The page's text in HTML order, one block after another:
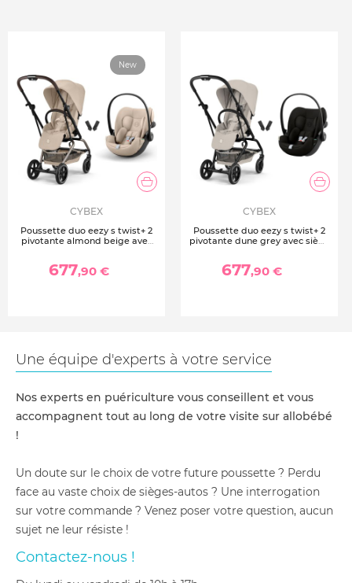
Poids maximal enfant : 13 kg
Poids siège auto : 3,9 kg
Norme : R129/03 i-Size
Installation : Avec ceinture de sécurité ou Base G vendue
séparément
Entretien : Housses lavables en machine à 30°C
Accessoires inclus : Adaptateurs Cybex pour Travel
New
CYBEX
Poussette duo eezy s twist+ 2
pivotante almond beige avec
677,90 €
CYBEX
Poussette duo eezy s twist+ 2
pivotante dune grey avec siège
677,90 €
Une équipe d'experts à votre service
Nos experts en puériculture vous conseillent et vous
accompagnent tout au long de votre visite sur allobébé
!
Un doute sur le choix de votre future poussette ? Perdu
face au vaste choix de sièges-autos ? Une interrogation
sur votre commande ? Venez poser votre question, aucun
sujet ne leur résiste !
Contactez-nous !